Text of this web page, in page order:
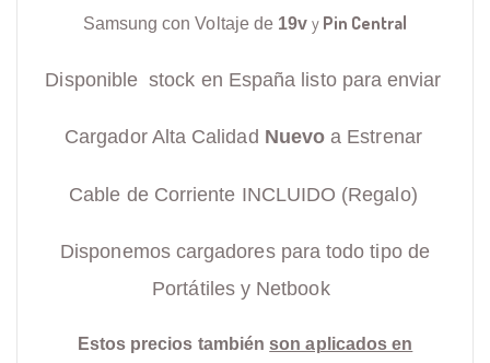
Samsung con Voltaje de 19v y Pin Central
Disponible stock en España listo para enviar
Cargador Alta Calidad Nuevo a Estrenar
Cable de Corriente INCLUIDO (Regalo)
Disponemos cargadores para todo tipo de
Portátiles y Netbook
Estos precios también son aplicados en